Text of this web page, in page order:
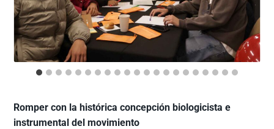
Romper con la histórica concepción biologicista e
instrumental del movimiento